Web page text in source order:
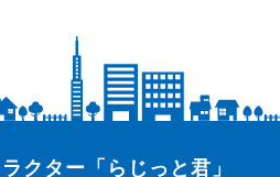
クター「らじっと君」